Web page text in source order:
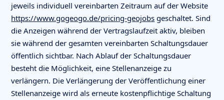
jeweils individuell vereinbarten Zeitraum auf der Website
https://www.gogeogo.de/pricing-geojobs geschaltet. Sind
die Anzeigen während der Vertragslaufzeit aktiv, bleiben
sie während der gesamten vereinbarten Schaltungsdauer
öffentlich sichtbar. Nach Ablauf der Schaltungsdauer
besteht die Möglichkeit, eine Stellenanzeige zu
verlängern. Die Verlängerung der Veröffentlichung einer
Stellenanzeige wird als erneute kostenpflichtige Schaltung